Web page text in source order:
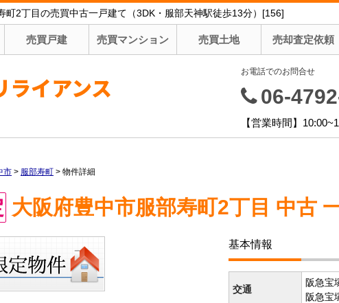
町2丁目の売買中古一戸建て（3DK・服部天神駅徒歩13分）[156]
売買戸建 売買マンション 売買土地 売却査定依頼
ライアンス
お電話でのお問合せ
06-
【営業時間】
市 > 服部寿町 > 物件詳細
大阪府豊中市服部寿町2丁目 中古
基本情報
交通
阪急宝
阪急宝